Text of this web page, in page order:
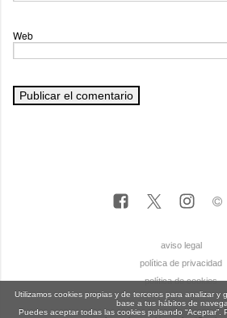
Web
aviso legal
política de privacidad
política de cookies
Utilizamos cookies propias y de terceros para analizar y
base a tus hábitos de
Puedes aceptar todas las cookies pulsando “Aceptar”.